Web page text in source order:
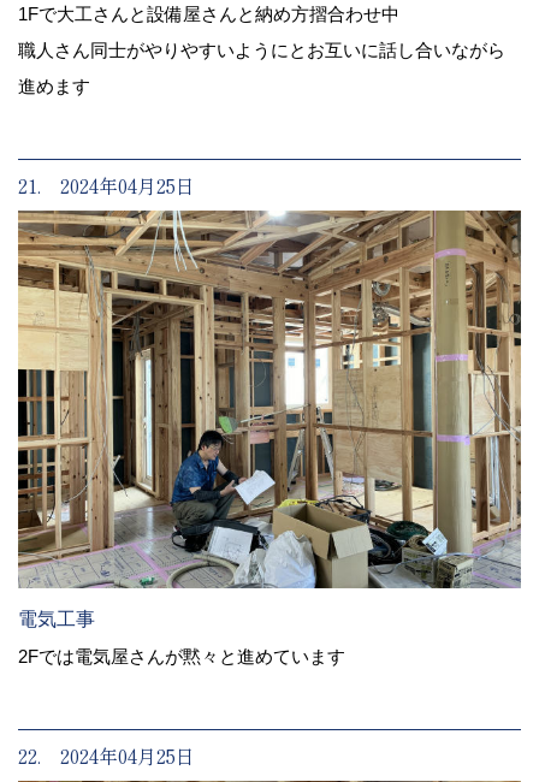
1Fで大工さんと設備屋さんと納め方摺合わせ中
職人さん同士がやりやすいようにとお互いに話し合いながら
進めます
21. 2024年04月25日
電気工事
2Fでは電気屋さんが黙々と進めています
22. 2024年04月25日